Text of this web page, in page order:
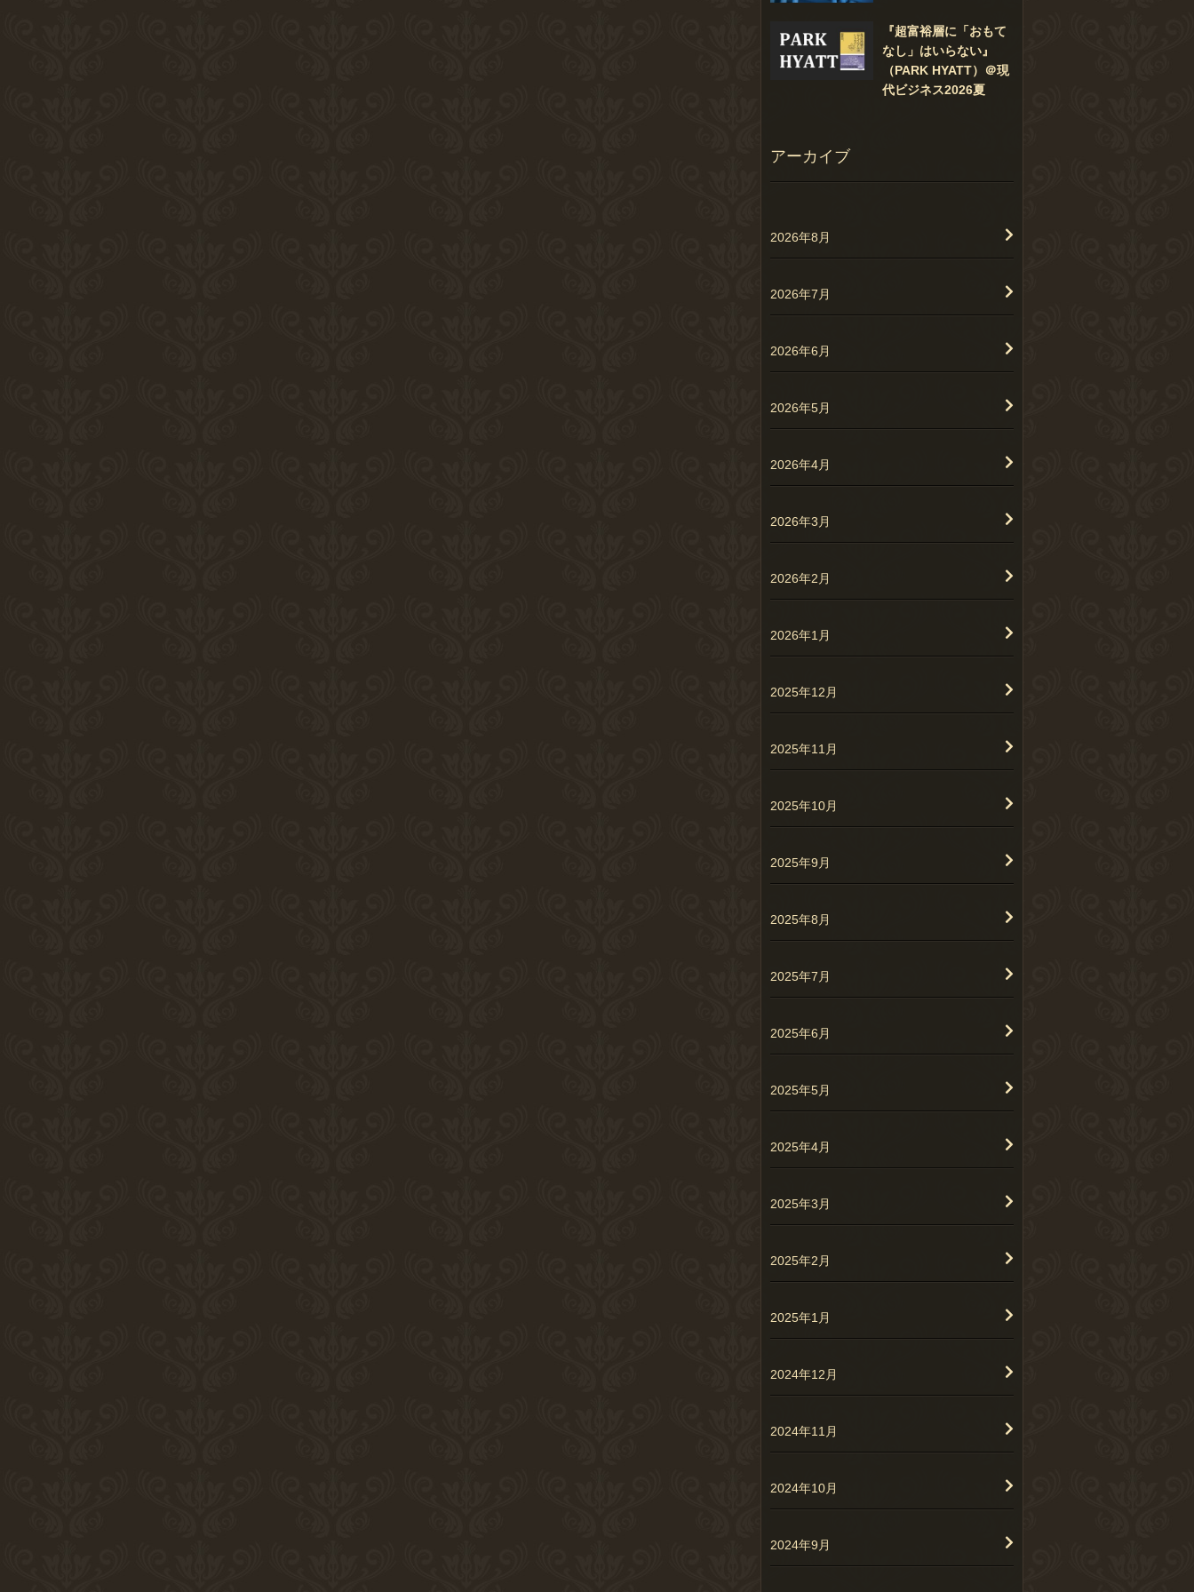
『超富裕層に「おもて
なし」はいらない』
（PARK HYATT）＠現
代ビジネス2026夏
アーカイブ
2026年8月
2026年7月
2026年6月
2026年5月
2026年4月
2026年3月
2026年2月
2026年1月
2025年12月
2025年11月
2025年10月
2025年9月
2025年8月
2025年7月
2025年6月
2025年5月
2025年4月
2025年3月
2025年2月
2025年1月
2024年12月
2024年11月
2024年10月
2024年9月